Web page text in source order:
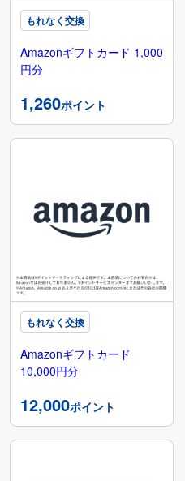
もれなく交換
Amazonギフトカード 1,000
円分
1,260ポイント
もれなく交換
Amazonギフトカード
10,000円分
12,000ポイント